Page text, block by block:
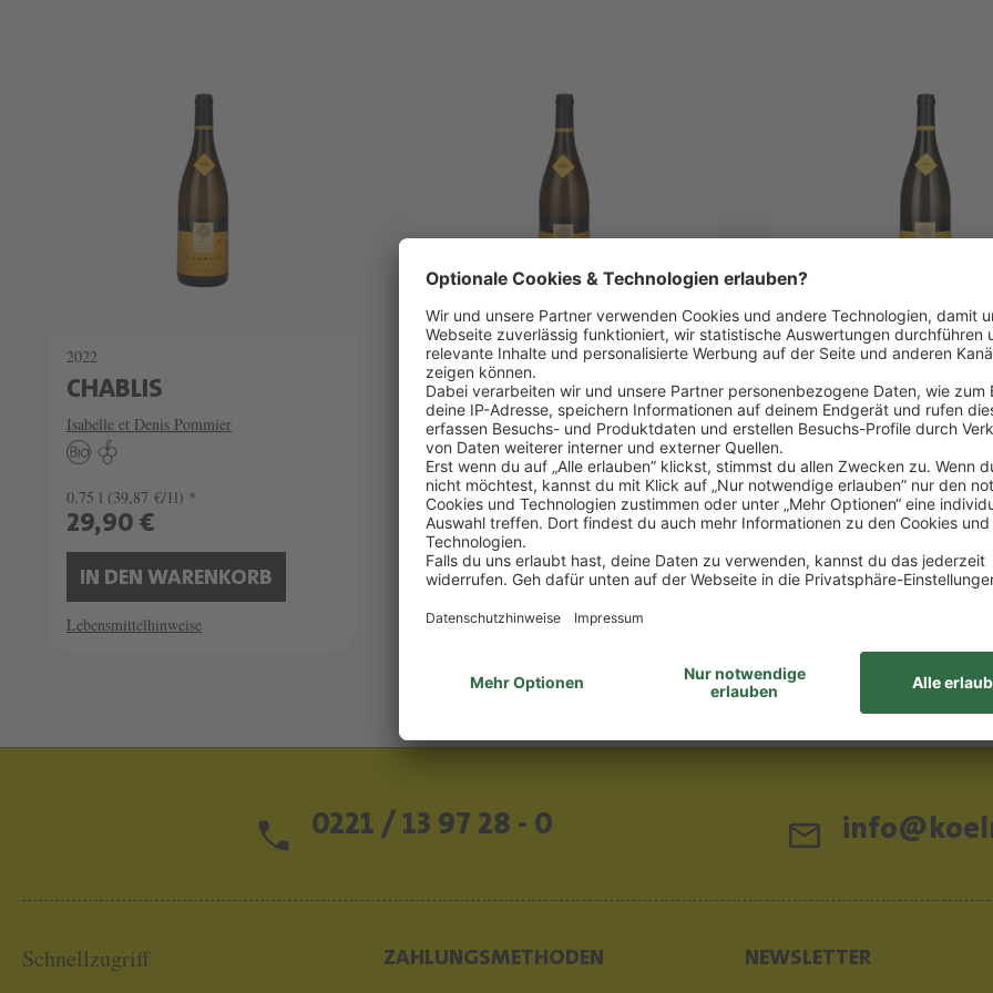
2022
CHABLIS
Isabelle et Denis Pommier
0.75 l (39,87 €/1l) *
29,90 €
IN DEN WARENKORB
Lebensmittelhinweise
2020
CHABLIS REINETTE
Isabelle et Denis Pommier
0.75 l(45,33 €/1l) *
34,00 €
IN DEN WARENKORB
Lebensmittelhinweise
2021
CHABLIS
Isabelle et Denis Pommier
0.75 l(44,00 €/1l) *
33,00 €
IN DEN
0221 / 13 97 28 - 0
Schnellzugriff ZAHLUNGSMETHODEN NEWSLETTER